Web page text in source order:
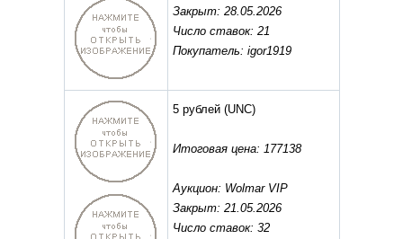
Закрыт: 28.05.2026
Число ставок: 21
Покупатель: igor1919
5 рублей(UNC)
Итоговая цена: 177138
Аукцион: Wolmar VIP
Закрыт: 21.05.2026
Число ставок: 32